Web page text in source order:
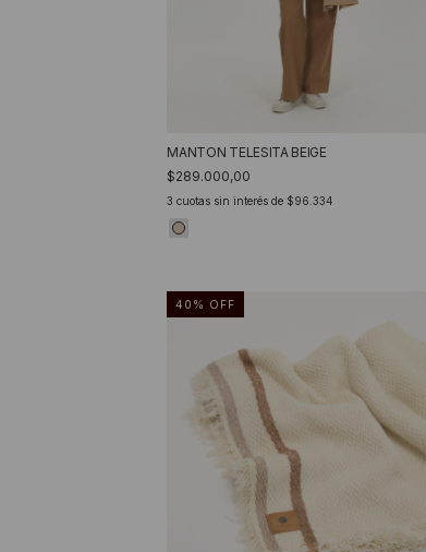
MANTON TELESITA BEIGE
$289.000,00
3 cuotas sin interés de $96.334
40 % OFF